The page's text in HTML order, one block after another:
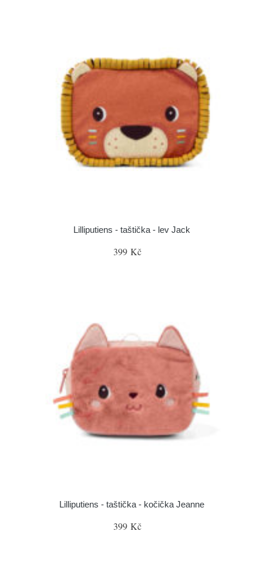
Lilliputiens - taštička - lev Jack
399 Kč
Lilliputiens - taštička - kočička Jeanne
399 Kč